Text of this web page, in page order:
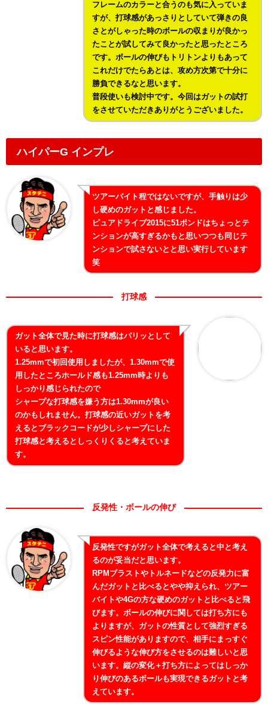
フレームのカラーと合うのも気に入っていま
すが、打球感があっさりとしていて弾きの良
さとがしゃった時のボールの収まりが良かっ
たことが試してみて良かったと思ったところ
です。ボールの伸びもトリトンよりもあって
これだけでたらあとは、攻め方次第で十分に
勝負できるなと思います。
普段使いも検討中です。今回はガットの試打
をさせていただきありがとうございました。
ハイパーG インプレ
ツアーバイト程ではないですが、手触りは少
し硬めのガットと感じました。
ピュアドライブ2015に51ポンドはちょっとテ
ンションが高すぎるかもと思いつつも同じテ
ンションで試さないとと思い実行しています
笑
打球感
ガット全体で見た時に打球感はパリッとして
いると思います。
1.25mmで初回使用しましたが、1.30mmで使
用したところホールド感も1.25mm時よりも
しっかり感じられたので
シャープな打球感を嫌う方は1.30mmが良い
のかもしれません。打球感の近いガットを考
えるとブラックコードが少しシャープにした
打球感と考えるとしっくりくると考えていま
す。
反発性・ボールの伸び
反発性ですがガット全体で考えると中と考え
るのが妥当だと思います。
RPMブラストやトルネードなどの反発力に富
んだガットと比べるとやや抑えられ、ツアー
バイトや4Gの方な硬めのガットと比べると飛
びます。ボールの伸びに関しては打ち方にも
よりますが、ガットの性質として強烈すぎる
スピン性能がありますので、相手にまっすぐ
伸びるような伸び方をさせるのは難しいと思
います。縦の変化＋打ち方によってはしっか
り伸びのあるボールも実現できるガットと考
えています。